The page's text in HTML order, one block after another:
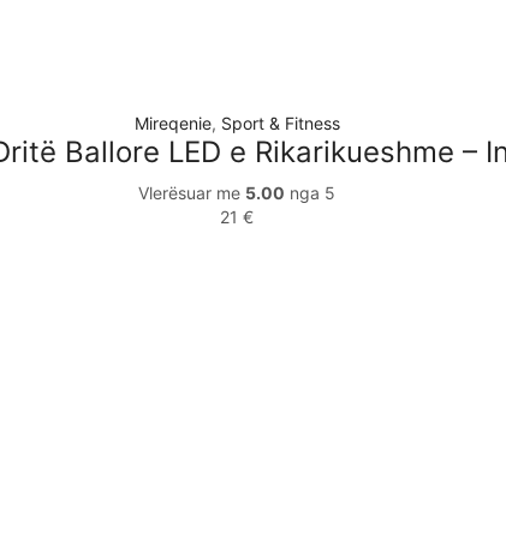
Mireqenie, Sport & Fitness
Ballore LED e Rikarikueshme –
Vlerësuar me 5.00 nga 5
21 €